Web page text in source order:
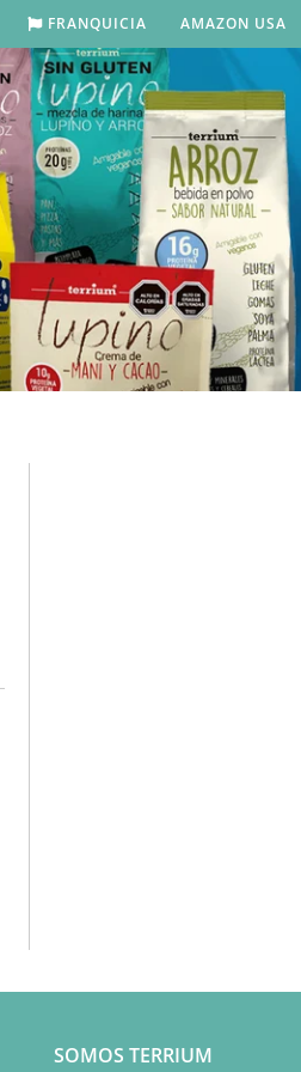
FRANQUICIA AMAZON USA
SOMOS TERRIUM